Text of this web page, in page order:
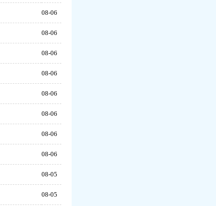
08-06
08-06
08-06
08-06
08-06
08-06
08-06
08-06
08-05
08-05